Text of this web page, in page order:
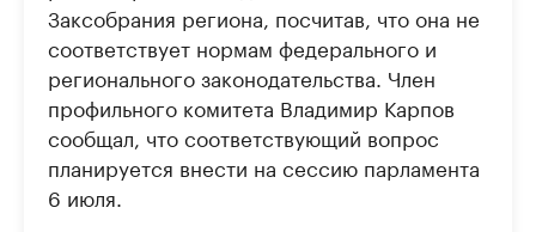
Заксобрания региона, посчитав, что она не
соответствует нормам федерального и
регионального законодательства. Член
профильного комитета Владимир Карпов
сообщал, что соответствующий вопрос
планируется внести на сессию парламента
6 июля.